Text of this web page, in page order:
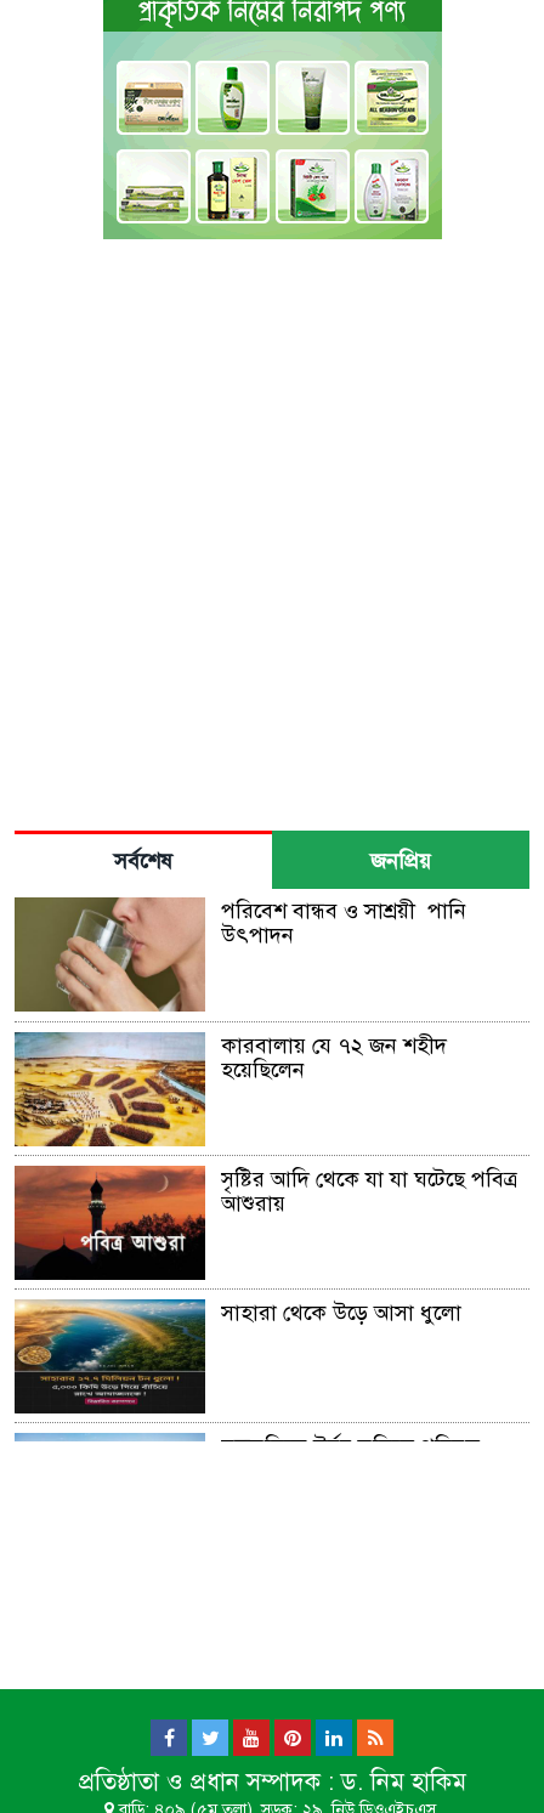
সর্বশেষ
জনপ্রিয়
পরিবেশ বান্ধব ও সাশ্রয়ী পানি
উৎপাদন
কারবালায় যে ৭২ জন শহীদ
হয়েছিলেন
সৃষ্টির আদি থেকে যা যা ঘটেছে পবিত্র
আশুরায়
সাহারা থেকে উড়ে আসা ধুলো
মরুভূমিকে উর্বর ভূমিতে পরিনত
প্রতিষ্ঠাতা ও প্রধান সম্পাদক :ড. নিম হাকিম